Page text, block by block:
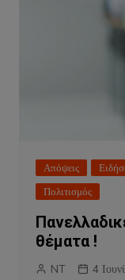
Απόψεις
Πολιτισμός
θέματα !
NT 4